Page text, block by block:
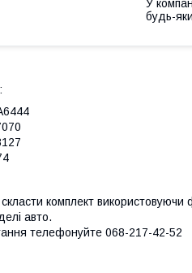
У
будь-
комплект використовуючи
авто.
телефонуйте 068-217-42-52